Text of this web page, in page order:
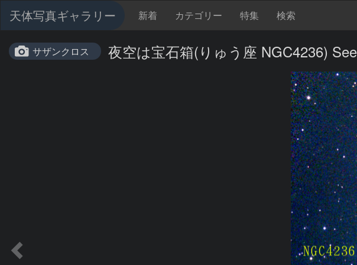
天体写真ギャラリー 新着 カテゴリー 特集 検索
サザンクロス 夜空は宝石箱(りゅう座 NGC4236)